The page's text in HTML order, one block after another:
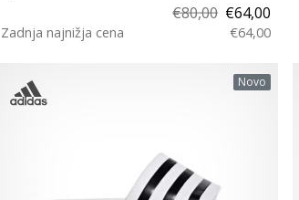
€80,00 €64,00
Zadnja najnižja cena €64,00
Novo